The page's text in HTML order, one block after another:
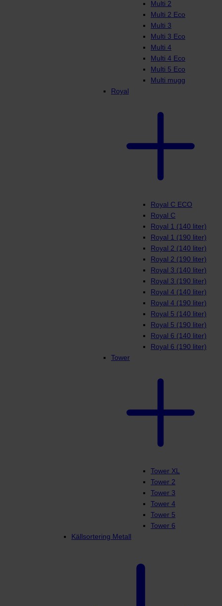
Multi 2
Multi 2 Eco
Multi 3
Multi 3 Eco
Multi 4
Multi 4 Eco
Multi 5 Eco
Multi mugg
Royal
Royal C ECO
Royal C
Royal 1 (140 liter)
Royal 1 (190 liter)
Royal 2 (140 liter)
Royal 2 (190 liter)
Royal 3 (140 liter)
Royal 3 (190 liter)
Royal 4 (140 liter)
Royal 4 (190 liter)
Royal 5 (140 liter)
Royal 5 (190 liter)
Royal 6 (140 liter)
Royal 6 (190 liter)
Tower
Tower XL
Tower 2
Tower 3
Tower 4
Tower 5
Tower 6
Källsortering Metall